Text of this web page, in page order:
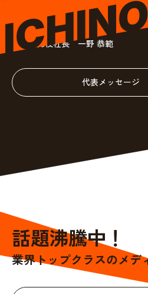
全世界へ健康と笑顔
株式会社ICHINOSHIKI
代表取締役社長 一野 恭範
代表メッセージ
話題沸騰中！
業界トップクラスのメデ